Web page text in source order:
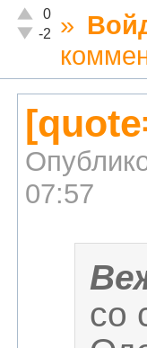
Отлично!
0
Неадекватно!
-2 »
07:57
со